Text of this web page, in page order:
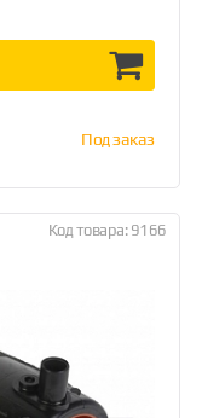
Под заказ
Код товара: 9166